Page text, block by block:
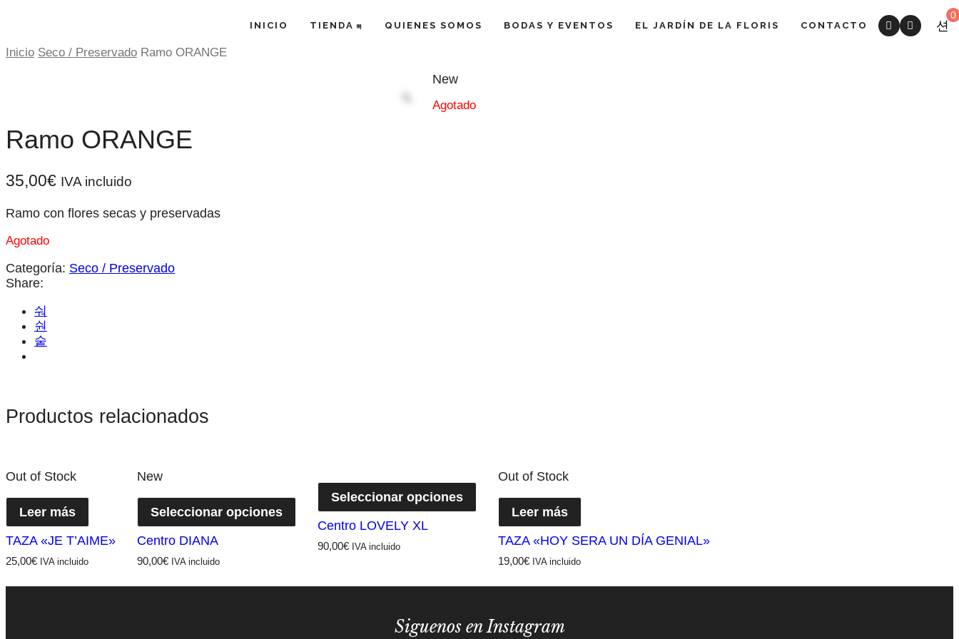
INICIO TIENDA QUIENES SOMOS BODAS Y EVENTOS EL JARDÍN DE LA FLORIS CONTACTO
0
Inicio Seco / Preservado Ramo ORANGE
New
Agotado
Ramo ORANGE
35,00€ IVA incluido
Ramo con flores secas y preservadas
Agotado
Categoría: Seco / Preservado
Share:
Productos relacionados
Out of Stock
Leer más
TAZA «JE T’AIME»
25,00€ IVA incluido
New
Seleccionar opciones
Centro DIANA
90,00€ IVA incluido
Seleccionar opciones
Centro LOVELY XL
90,00€ IVA incluido
Out of Stock
Leer más
TAZA «HOY SERA UN DÍA GENIAL»
19,00€ IVA incluido
Siguenos en Instagram